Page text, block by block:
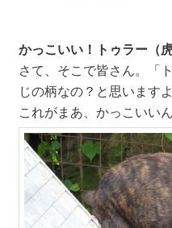
かっこいい！トゥラー（
さて、そこで皆さん。「
じの柄なの？と思います
これがまあ、かっこいい